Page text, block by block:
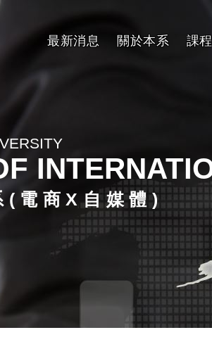
最新消息 關於本系 課
(電商X自媒體)